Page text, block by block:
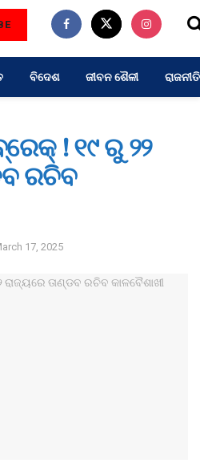
ବିଦେଶ ଜୀବନ ଶୈଳୀ ରାଜନୀତି
! ୧୯ ରୁ ୨୨
ରଚିବ
17, 2025